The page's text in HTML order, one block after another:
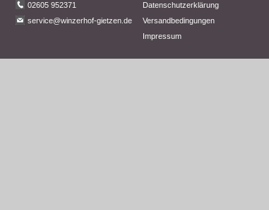
02605 952371
service@winzerhof-gietzen.de
Datenschutzerklärung
Versandbedingungen
Impressum